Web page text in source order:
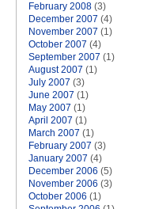
February 2008 (3)
December 2007 (4)
November 2007 (1)
October 2007 (4)
September 2007 (1)
August 2007 (1)
July 2007 (3)
June 2007 (1)
May 2007 (1)
April 2007 (1)
March 2007 (1)
February 2007 (3)
January 2007 (4)
December 2006 (5)
November 2006 (3)
October 2006 (1)